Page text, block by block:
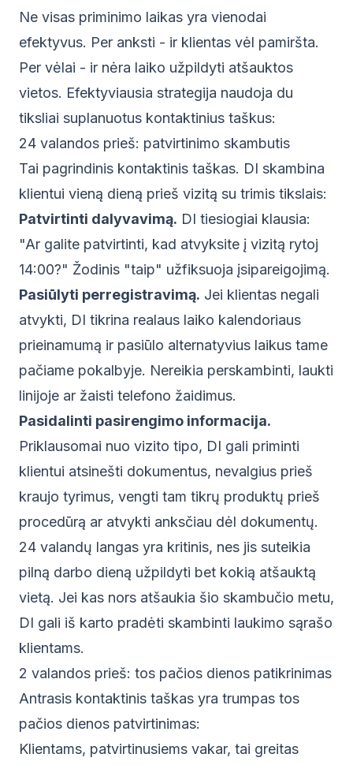
Ne visas priminimo laikas yra vienodai
efektyvus. Per anksti - ir klientas vėl pamiršta.
Per vėlai - ir nėra laiko užpildyti atšauktos
vietos. Efektyviausia strategija naudoja du
tiksliai suplanuotus kontaktinius taškus:
24 valandos prieš: patvirtinimo skambutis
Tai pagrindinis kontaktinis taškas. DI skambina
klientui vieną dieną prieš vizitą su trimis tikslais:
Patvirtinti dalyvavimą. DI tiesiogiai klausia:
"Ar galite patvirtinti, kad atvyksite į vizitą rytoj
14:00?" Žodinis "taip" užfiksuoja įsipareigojimą.
Pasiūlyti perregistravimą. Jei klientas negali
atvykti, DI tikrina realaus laiko kalendoriaus
prieinamumą ir pasiūlo alternatyvius laikus tame
pačiame pokalbyje. Nereikia perskambinti, laukti
linijoje ar žaisti telefono žaidimus.
Pasidalinti pasirengimo informacija.
Priklausomai nuo vizito tipo, DI gali priminti
klientui atsinešti dokumentus, nevalgius prieš
kraujo tyrimus, vengti tam tikrų produktų prieš
procedūrą ar atvykti anksčiau dėl dokumentų.
24 valandų langas yra kritinis, nes jis suteikia
pilną darbo dieną užpildyti bet kokią atšauktą
vietą. Jei kas nors atšaukia šio skambučio metu,
DI gali iš karto pradėti skambinti laukimo sąrašo
klientams.
2 valandos prieš: tos pačios dienos patikrinimas
Antrasis kontaktinis taškas yra trumpas tos
pačios dienos patvirtinimas:
Klientams, patvirtinusiems vakar, tai greitas